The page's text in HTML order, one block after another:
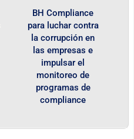
BH Compliance
para luchar contra
la corrupción en
las empresas e
impulsar el
monitoreo de
programas de
compliance